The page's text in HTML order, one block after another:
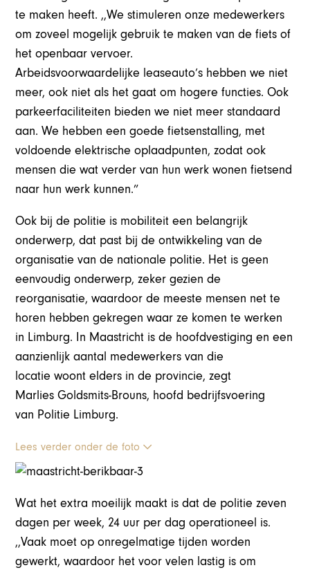
te maken heeft. ,,We stimuleren onze medewerkers
om zoveel mogelijk gebruik te maken van de fiets of
het openbaar vervoer.
Arbeidsvoorwaardelijke leaseauto’s hebben we niet
meer, ook niet als het gaat om hogere functies. Ook
parkeerfaciliteiten bieden we niet meer standaard
aan. We hebben een goede fietsenstalling, met
voldoende elektrische oplaadpunten, zodat ook
mensen die wat verder van hun werk wonen fietsend
naar hun werk kunnen.”
Ook bij de politie is mobiliteit een belangrijk
onderwerp, dat past bij de ontwikkeling van de
organisatie van de nationale politie. Het is geen
eenvoudig onderwerp, zeker gezien de
reorganisatie, waardoor de meeste mensen net te
horen hebben gekregen waar ze komen te werken
in Limburg. In Maastricht is de hoofdvestiging en een
aanzienlijk aantal medewerkers van die
locatie woont elders in de provincie, zegt
Marlies Goldsmits-Brouns, hoofd bedrijfsvoering
van Politie Limburg.
Lees verder onder de foto
Wat het extra moeilijk maakt is dat de politie zeven
dagen per week, 24 uur per dag operationeel is.
,,Vaak moet op onregelmatige tijden worden
gewerkt, waardoor het voor velen lastig is om